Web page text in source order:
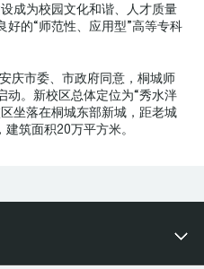
成为校园文化和谐、人才质量
好的“师范性、应用型”高等专科
庆市委、市政府同意，桐城师
动。新校区总体定位为“秀水泮
坐落在桐城东部新城，距老城
筑面积20万平方米。